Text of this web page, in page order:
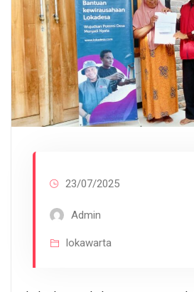
23/07/2025
Admin
lokawarta